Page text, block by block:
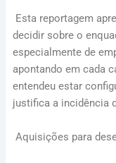
Esta reportagem
decidir sobre o
especialmente de
apontando em cada
entendeu estar
justifica a incidência
Aquisições para